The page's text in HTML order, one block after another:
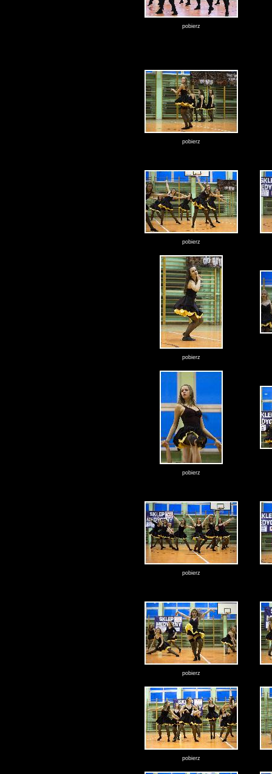
pobierz
pobierz
pobierz
pobierz
pobierz
pobierz
pobierz
pobierz